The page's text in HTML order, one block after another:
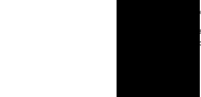
Evite contato com
Seu Majeste merece
ele estará sempre